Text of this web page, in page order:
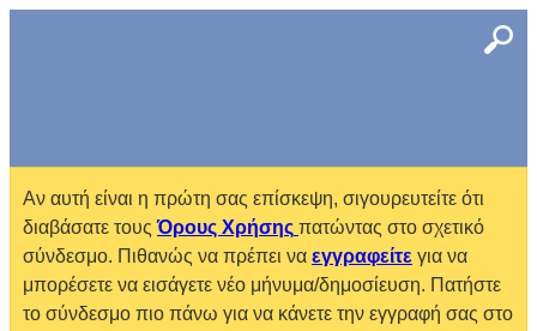
Αν αυτή είναι η πρώτη σας επίσκεψη, σιγουρευτείτε ότι
διαβάσατε τουςΌρους Χρήσης πατώντας στο σχετικό
σύνδεσμο. Πιθανώς να πρέπει να εγγραφείτε για να
μπορέσετε να εισάγετε νέο μήνυμα/δημοσίευση. Πατήστε
το σύνδεσμο πιο πάνω για να κάνετε την εγγραφή σας στο